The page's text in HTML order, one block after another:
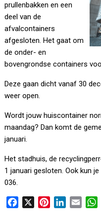
prullenbakken en een
deel van de
afvalcontainers
afgesloten. Het gaat om
de onder- en
bovengrondse containers
Deze gaan dicht vanaf 30
weer open.
Wordt jouw huiscontainer
maandag? Dan komt de
januari.
Het stadhuis, de
1 januari gesloten. Ook kun
036.